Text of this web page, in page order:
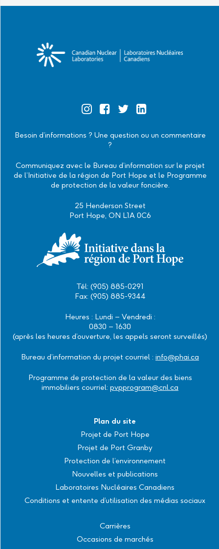
Besoin d’informations ? Une question ou un commentaire
?
Communiquez avec le Bureau d’information sur le projet
de l’Initiative de la région de Port Hope et le Programme
de protection de la valeur foncière.
25 Henderson Street
Port Hope, ON L1A 0C6
Tél: (905) 885-0291
Fax: (905) 885-9344
Heures : Lundi – Vendredi :
0830 – 1630
(après les heures d’ouverture, les appels seront surveillés)
Bureau d’information du projet courriel : info@phai.ca
Programme de protection de la valeur des biens
immobiliers courriel: pvpprogram@cnl.ca
Plan du site
Projet de Port Hope
Projet de Port Granby
Protection de l’environnement
Nouvelles et publications
Laboratoires Nucléaires Canadiens
Conditions et entente d’utilisation des médias sociaux
Carrières
Occasions de marchés